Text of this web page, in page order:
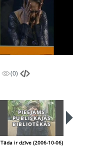
(0)
PIEEJAMS
PUBLISKAJĀS
BIBLIOTĒKĀS
Tāda ir dzīve (2006-10-06)